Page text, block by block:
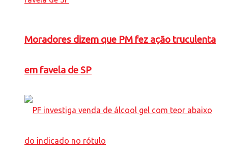
Moradores dizem que PM fez ação truculenta
em favela de SP